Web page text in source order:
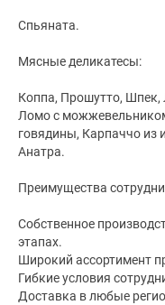
Спьяната.
Мясные деликатесы:
Коппа, Прошутто, Шпек,
Ломо с
говядины, Карпаччо из
Анатра.
Преимущества
Собственное
этапах.
Широкий ассортимент
Гибкие условия
Доставка в любые